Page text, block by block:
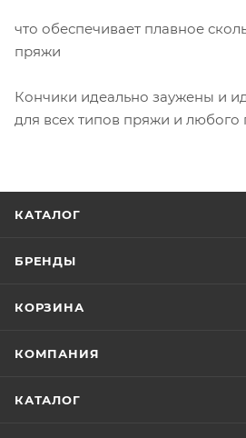
что обеспечивает плавное
пряжи
Кончики идеально заужены и
для всех типов пряжи и любого
КАТАЛОГ
БРЕНДЫ
КОРЗИНА
КОМПАНИЯ
КАТАЛОГ